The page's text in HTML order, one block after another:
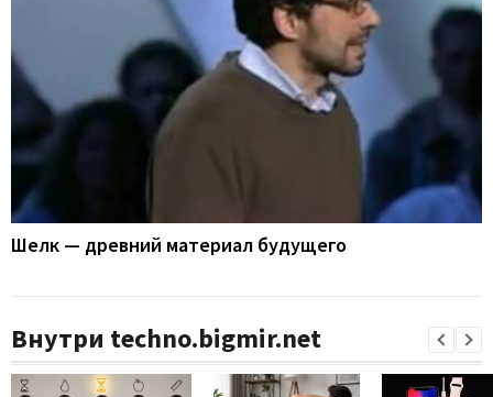
Шелк — древний материал будущего
Внутри techno.bigmir.net